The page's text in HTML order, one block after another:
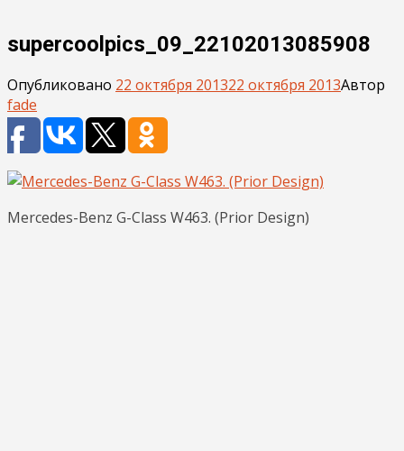
supercoolpics_09_22102013085908
Опубликовано 22 октября 201322 октября 2013Автор
fade
Mercedes-Benz G-Class W463. (Prior Design)